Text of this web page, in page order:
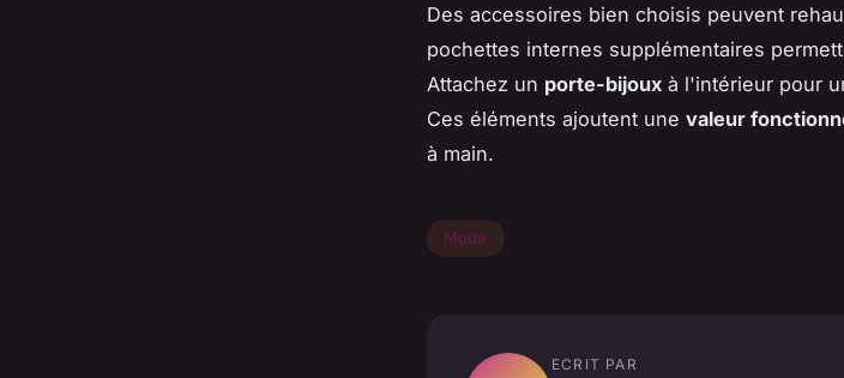
Des accessoires bien choisis peuvent
pochettes internes supplémentaires
Attachez un porte-bijoux à l'intérieur pour
Ces éléments ajoutent une valeur
à main.
Mode
ECRIT PAR